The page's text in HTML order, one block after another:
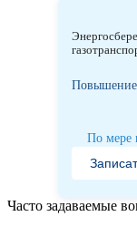
По мере
Часто задаваемые